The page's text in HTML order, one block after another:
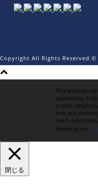
Copyright All Rights Reserved ©
This website
experience,
enable targeted
that our
Learn more
checking our
閉じる